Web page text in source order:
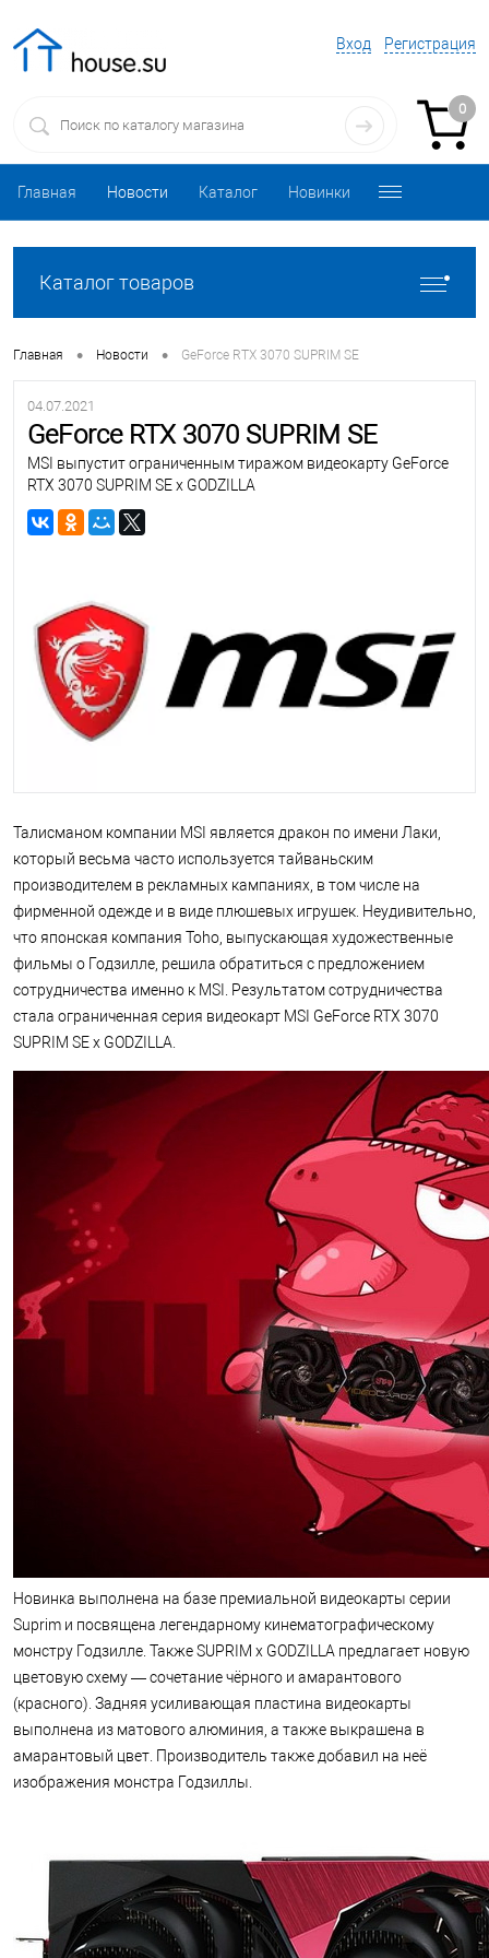
Вход Регистрация
0
Главная Новости Каталог Новинки
Каталог товаров
Главная • Новости • GeForce RTX 3070 SUPRIM SE
04.07.2021
GeForce RTX 3070 SUPRIM SE
MSI выпустит ограниченным тиражом видеокарту GeForce
RTX 3070 SUPRIM SE x GODZILLA
Талисманом компании MSI является дракон по имени Лаки,
который весьма часто используется тайваньским
производителем в рекламных кампаниях, в том числе на
фирменной одежде и в виде плюшевых игрушек. Неудивительно,
что японская компания Toho, выпускающая художественные
фильмы о Годзилле, решила обратиться с предложением
сотрудничества именно к MSI. Результатом сотрудничества
стала ограниченная серия видеокарт MSI GeForce RTX 3070
SUPRIM SE x GODZILLA.
Новинка выполнена на базе премиальной видеокарты серии
Suprim и посвящена легендарному кинематографическому
монстру Годзилле. Также SUPRIM x GODZILLA предлагает новую
цветовую схему — сочетание чёрного и амарантового
(красного). Задняя усиливающая пластина видеокарты
выполнена из матового алюминия, а также выкрашена в
амарантовый цвет. Производитель также добавил на неё
изображения монстра Годзиллы.